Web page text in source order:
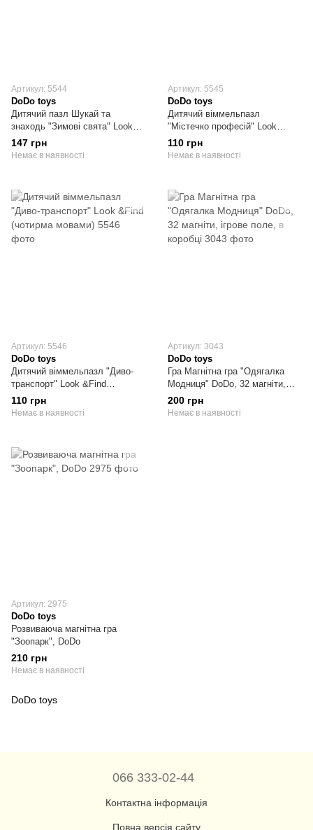
DoDo toys
Артикул: 5544
DoDo toys
Дитячий пазл Шукай та
знаходь "Зимові свята" Look
&Find (чотирма мовами)
147 грн
Немає в наявності
Артикул: 5545
DoDo toys
Дитячий віммельпазл
"Містечко професій" Look
&Find (чотирма мовами)
110 грн
Немає в наявності
Артикул: 5546
DoDo toys
Дитячий віммельпазл "Диво-
транспорт" Look &Find
(чотирма мовами)
110 грн
Немає в наявності
Артикул: 3043
DoDo toys
Гра Магнітна гра "Одягалка
Модниця" DoDo, 32 магніти,
ігрове поле, в коробці
200 грн
Немає в наявності
Артикул: 2975
DoDo toys
Розвиваюча магнітна гра
"Зоопарк", DoDo
210 грн
Немає в наявності
066 333-02-44
Контактна інформація
Повна версія сайту